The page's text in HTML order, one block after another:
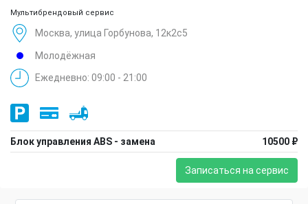
Мультибрендовый сервис
Москва, улица Горбунова, 12к2с5
Молодёжная
Ежедневно: 09:00 - 21:00
Блок управления ABS - замена 10500 ₽
Записаться на сервис